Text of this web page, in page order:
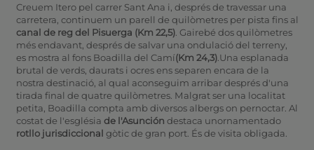
Creuem Itero pel carrer Sant Ana i, després de travessar una
carretera, continuem un parell de quilòmetres per pista fins al
canal de reg del Pisuerga (Km 22,5). Gairebé dos quilòmetres
més endavant, després de salvar una ondulació del terreny,
es mostra al fons Boadilla del Camí(Km 24,3).Una esplanada
brutal de verds, daurats i ocres ens separen encara de la
nostra destinació, al qual aconseguim arribar després d'una
tirada final de quatre quilòmetres. Malgrat ser una localitat
petita, Boadilla compta amb diversos albergs on pernoctar. Al
costat de l'església de l'Asunción destaca unornamentado
rotllo jurisdiccional gòtic de gran port. És de visita obligada.